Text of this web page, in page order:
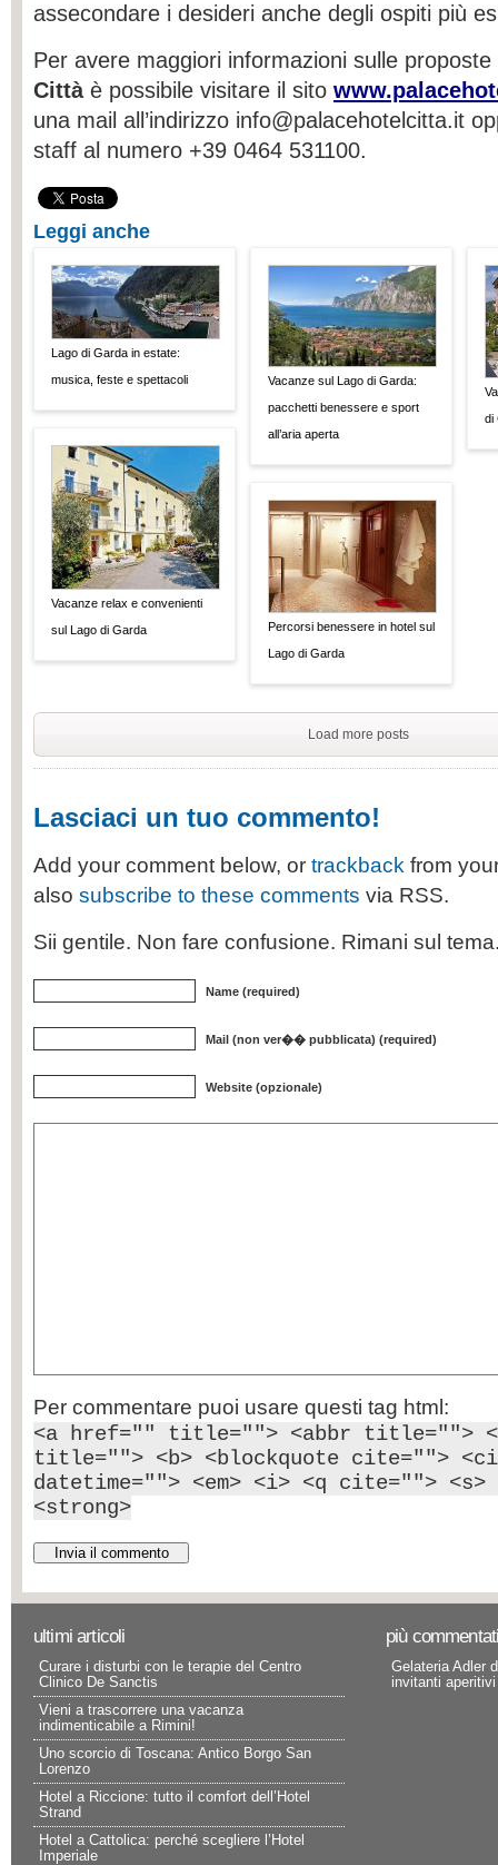
assecondare i desideri anche degli ospiti più
Per avere maggiori informazioni sulle proposte
Cittàè possibile visitare il sito
una mail all’indirizzo info@palacehotelcitta.it
staff al numero +39 0464 531100.
Leggi anche
Lago di Garda in estate:
musica, feste e spettacoli
Vacanze relax e convenienti
sul Lago di Garda
Vacanze sul Lago di Garda:
pacchetti benessere e sport
all’aria aperta
Percorsi benessere in hotel sul
Lago di Garda
di
Load more posts
Lasciaci un tuo commento!
Add your comment below, or trackback from
also subscribe to these comments via RSS.
Sii gentile. Non fare confusione. Rimani sul
Name (required)
Mail (non ver�� pubblicata) (required)
Website (opzionale)
Per commentare puoi usare questi tag html:
<a href="" title=""> <abbr title="">
title=""> <b> <blockquote cite="">
datetime=""> <em> <i> <q cite="">
<strong>
ultimi articoli
Curare i disturbi con le terapie del Centro
Clinico De Sanctis
Vieni a trascorrere una vacanza
indimenticabile a Rimini!
Uno scorcio di Toscana: Antico Borgo San
Lorenzo
Hotel a Riccione: tutto il comfort dell’Hotel
Strand
Hotel a Cattolica: perché scegliere l’Hotel
Imperiale
più
Gelateria Adler
invitanti aperitivi